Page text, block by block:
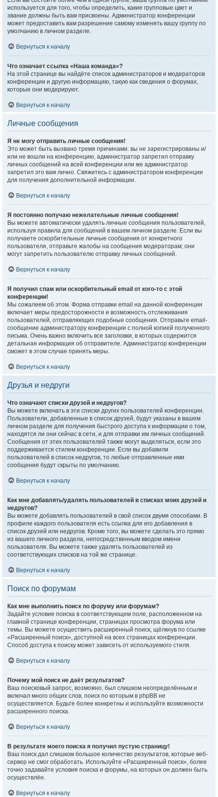
используется для того, чтобы определить, какие групповые цвет и
звание должны быть вам присвоены. Администратор конференции
может предоставить вам разрешение самому изменять вашу группу по
умолчанию в личном разделе.
Вернуться к началу
Что означает ссылка «Наша команда»?
На этой странице вы найдёте список администраторов и модераторов
конференции и другую информацию, такую как сведения о форумах,
которые они модерируют.
Вернуться к началу
Личные сообщения
Я не могу отправить личные сообщения!
Это может быть вызвано тремя причинами: вы не зарегистрированы и/
или не вошли на конференцию, администратор запретил отправку
личных сообщений на всей конференции или же администратор
запретил это вам лично. Свяжитесь с администратором конференции
для получения дополнительной информации.
Вернуться к началу
Я постоянно получаю нежелательные личные сообщения!
Вы можете автоматически удалять личные сообщения пользователей,
используя правила для сообщений в вашем личном разделе. Если вы
получаете оскорбительные личные сообщения от конкретного
пользователя, отправьте жалобы на сообщения модераторам; они
могут запретить пользователю отправку личных сообщений.
Вернуться к началу
Я получил спам или оскорбительный email от кого-то с этой
конференции!
Мы сожалеем об этом. Форма отправки email на данной конференции
включает меры предосторожности и возможность отслеживания
пользователей, отправляющих подобные сообщения. Отправьте email-
сообщение администратору конференции с полной копией полученного
письма. Очень важно включить все заголовки, в которых содержится
детальная информация об отправителе. Администратор конференции
сможет в этом случае принять меры.
Вернуться к началу
Друзья и недруги
Что означают списки друзей и недругов?
Вы можете включать в эти списки других пользователей конференции.
Пользователи, добавленные в список друзей, будут указаны в вашем
личном разделе для получения быстрого доступа к информации о том,
находятся ли они сейчас в сети, и для отправки им личных сообщений.
Сообщения от этих пользователей также могут выделяться, если это
поддерживается стилем конференции. Если вы добавили
пользователей в список недругов, то любые отправленные ими
сообщения будут скрыты по умолчанию.
Вернуться к началу
Как мне добавлять/удалять пользователей в списках моих друзей и
недругов?
Вы можете добавлять пользователей в свой список двумя способами. В
профиле каждого пользователя есть ссылка для его добавления в
список друзей или недругов. Кроме того, вы можете сделать это прямо
из вашего личного раздела, непосредственным вводом имени
пользователя. Вы можете также удалять пользователей из
соответствующих списков на той же странице.
Вернуться к началу
Поиск по форумам
Как мне выполнить поиск по форуму или форумам?
Задайте условие поиска в соответствующем поле, расположенном на
главной странице конференции, страницах просмотра форума или
темы. Вы можете осуществить расширенный поиск, щёлкнув по ссылке
«Расширенный поиск», доступной на всех страницах конференции.
Способ доступа к поиску может зависеть от используемого стиля.
Вернуться к началу
Почему мой поиск не даёт результатов?
Ваш поисковый запрос, возможно, был слишком неопределённым и
включал много общих слов, поиск по которым в phpBB не
осуществляется. Будьте более конкретны и используйте возможности
расширенного поиска.
Вернуться к началу
В результате моего поиска я получил пустую страницу!
Ваш поиск дал слишком большое количество результатов, которые веб-
сервер не смог обработать. Используйте «Расширенный поиск», более
точно задавайте условия поиска и форумы, на которых он должен быть
осуществлён.
Вернуться к началу